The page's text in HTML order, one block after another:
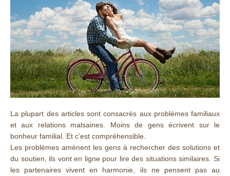
La plupart des articles sont consacrés aux problèmes familiaux
et aux relations malsaines. Moins de gens écrivent sur le
bonheur familial. Et c’est compréhensible.
Les problèmes amènent les gens à rechercher des solutions et
du soutien, ils vont en ligne pour lire des situations similaires. Si
les partenaires vivent en harmonie, ils ne pensent pas au